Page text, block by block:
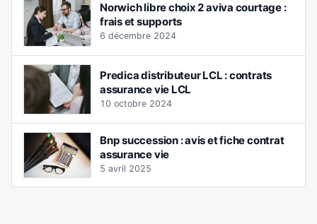
Norwich libre choix 2 aviva courtage :
frais et supports
6 décembre 2024
Predica distributeur LCL : contrats
assurance vie LCL
10 octobre 2024
Bnp succession : avis et fiche contrat
assurance vie
5 avril 2025